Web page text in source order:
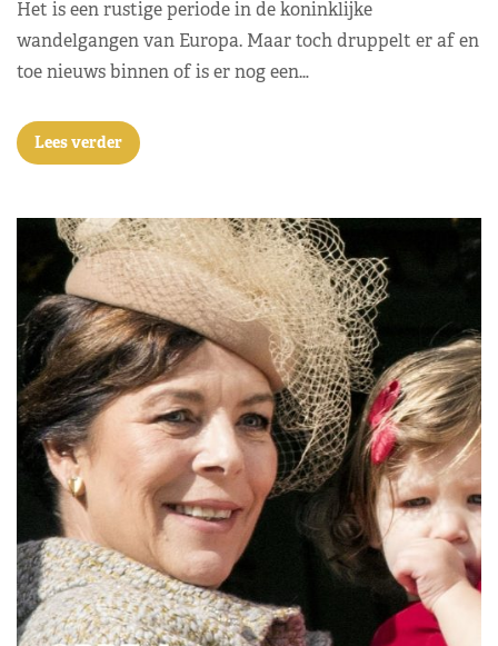
Het is een rustige periode in de koninklijke
wandelgangen van Europa. Maar toch druppelt er af en
toe nieuws binnen of is er nog een…
Lees verder